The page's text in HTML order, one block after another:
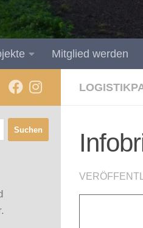
Mitglied werden